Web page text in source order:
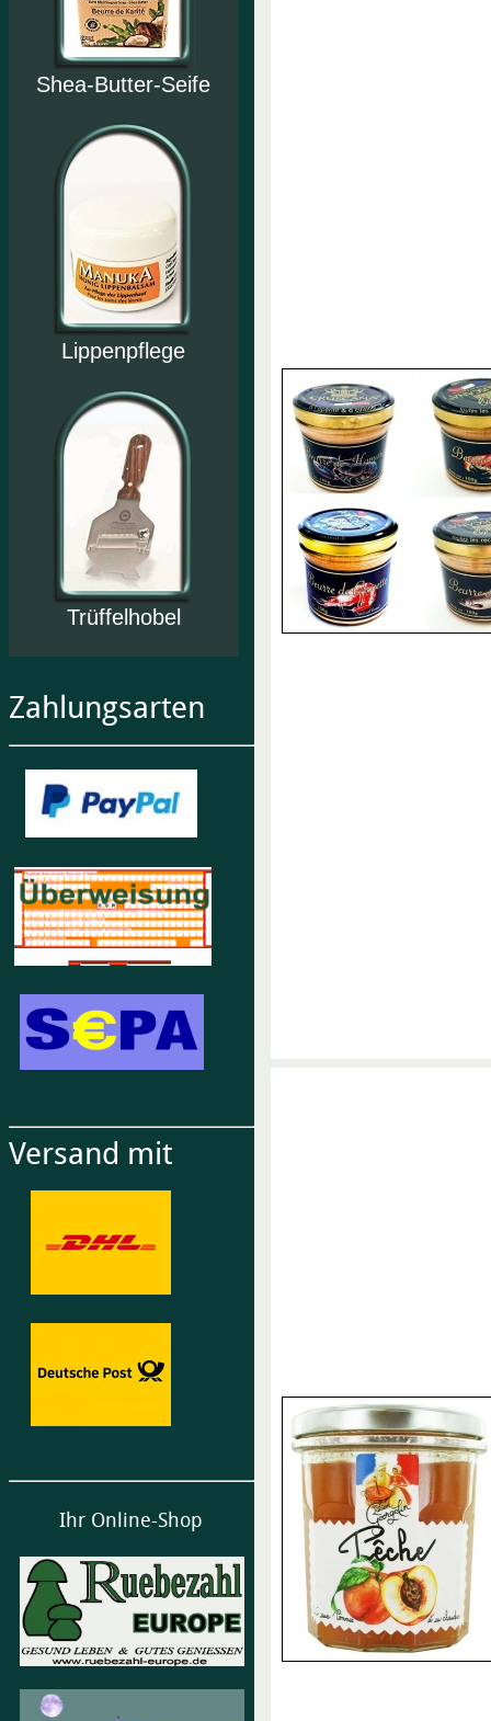
Shea-Butter-Seife
Lippenpflege
Trüffelhobel
Zahlungsarten
Versand mit
Ihr Online-Shop